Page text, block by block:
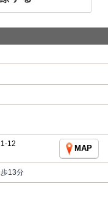
12
MAP
13分